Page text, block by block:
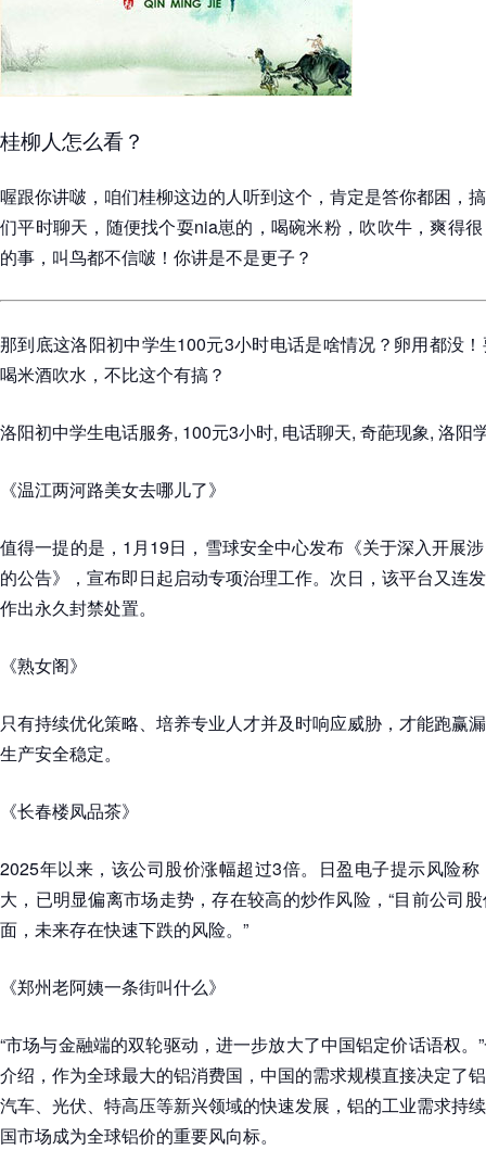
桂柳人怎么看？
喔跟你讲啵，咱们桂柳这边的人听到这个，肯定是答你都困，
们平时聊天，随便找个耍nia崽的，喝碗米粉，吹吹牛，爽得
的事，叫鸟都不信啵！你讲是不是更子？
那到底这洛阳初中学生100元3小时电话是啥情况？卵用都没
喝米酒吹水，不比这个有搞？
洛阳初中学生电话服务, 100元3小时, 电话聊天, 奇葩现象, 洛阳
《温江两河路美女去哪儿了》
值得一提的是，1月19日，雪球安全中心发布《关于深入开展
的公告》，宣布即日起启动专项治理工作。次日，该平台又连
作出永久封禁处置。
《熟女阁》
只有持续优化策略、培养专业人才并及时响应威胁，才能跑赢
生产安全稳定。
《长春楼凤品茶》
2025年以来，该公司股价涨幅超过3倍。日盈电子提示风险
大，已明显偏离市场走势，存在较高的炒作风险，“目前公司
面，未来存在快速下跌的风险。”
《郑州老阿姨一条街叫什么》
“市场与金融端的双轮驱动，进一步放大了中国铝定价话语权
介绍，作为全球最大的铝消费国，中国的需求规模直接决定了
汽车、光伏、特高压等新兴领域的快速发展，铝的工业需求持
国市场成为全球铝价的重要风向标。